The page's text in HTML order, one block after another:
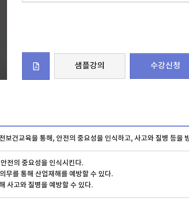
샘플강의 수강신청
보건교육을 통해, 안전의 중요성을 인식하고, 사고와 질병 등을
전의 중요성을 인식시킨다.
무를 통해 산업재해를 예방할 수 있다.
사고와 질병을 예방할 수 있다.